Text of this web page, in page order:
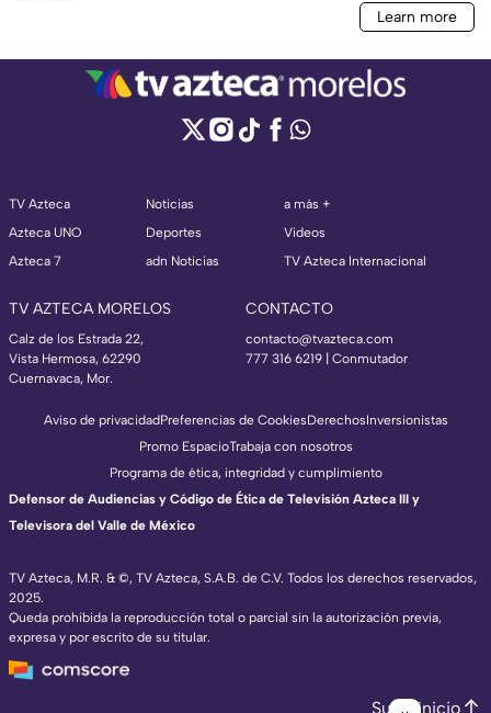
TV Azteca
Azteca UNO
Azteca 7
Noticias
Deportes
adn Noticias
a más +
Videos
TV Azteca Internacional
TV AZTECA MORELOS
Calz de los Estrada 22,
Vista Hermosa, 62290
Cuernavaca, Mor.
CONTACTO
contacto@tvazteca.com
777 316 6219 | Conmutador
TV Azteca, M.R. & ©, TV Azteca, S.A.B. de C.V. Todos los derechos reservados,
2025.
Queda prohibida la reproducción total o parcial sin la autorización previa,
expresa y por escrito de su titular.
Aviso de privacidadPreferencias de CookiesDerechosInversionistas
Promo EspacioTrabaja con nosotros
Programa de ética, integridad y cumplimiento
Defensor de Audiencias y Código de Ética de Televisión Azteca III y
Televisora del Valle de México
Subir inicio